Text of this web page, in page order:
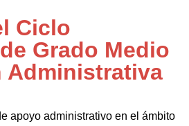
Ciclo
Grado Medio
Administrativa
apoyo administrativo en el ámbito